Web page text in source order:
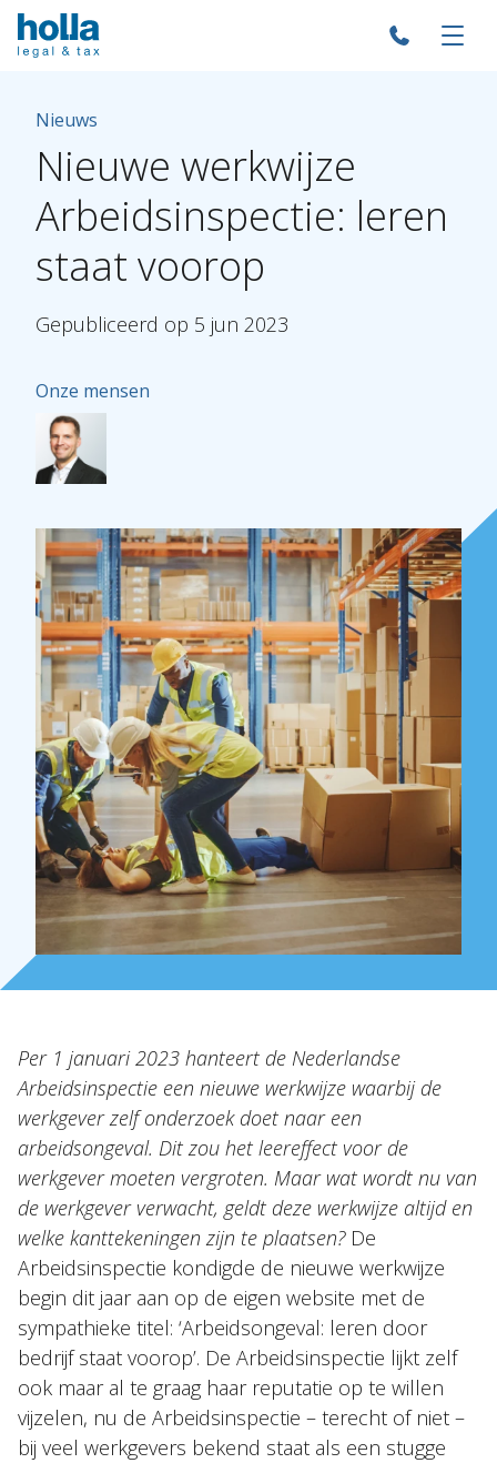
Over Holla
Onze mensen
Expertises
Topics
NL EN DE FR
Nieuws
Nieuwe werkwijze
Arbeidsinspectie: leren
staat voorop
Gepubliceerd op 5 jun 2023
Onze mensen
Per 1 januari 2023 hanteert de Nederlandse
Arbeidsinspectie een nieuwe werkwijze waarbij de
werkgever zelf onderzoek doet naar een
arbeidsongeval. Dit zou het leereffect voor de
werkgever moeten vergroten. Maar wat wordt nu van
de werkgever verwacht, geldt deze werkwijze altijd en
welke kanttekeningen zijn te plaatsen?De
Arbeidsinspectie kondigde de nieuwe werkwijze
begin dit jaar aan op de eigen website met de
sympathieke titel: ‘Arbeidsongeval: leren door
bedrijf staat voorop’. De Arbeidsinspectie lijkt zelf
ook maar al te graag haar reputatie op te willen
vijzelen, nu de Arbeidsinspectie – terecht of niet –
bij veel werkgevers bekend staat als een stugge